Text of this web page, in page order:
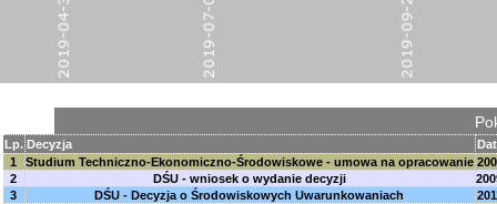
Lp. Decyzja
1
Studium Techniczno-Ekonomiczno-Środowiskowe - umowa na opracowanie
2
DŚU - wniosek o wydanie decyzji
3
DŚU - Decyzja o Środowiskowych Uwarunkowaniach